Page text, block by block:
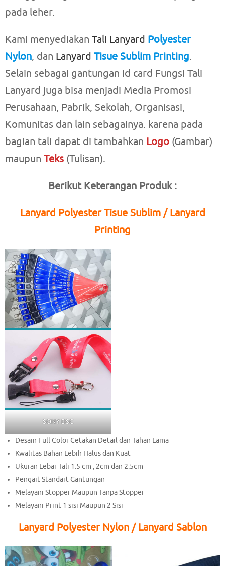
pada leher.
Kami menyediakan Tali Lanyard Polyester
Nylon, dan Lanyard Tisue Sublim Printing.
Selain sebagai gantungan id card Fungsi Tali
Lanyard juga bisa menjadi Media Promosi
Perusahaan, Pabrik, Sekolah, Organisasi,
Komunitas dan lain sebagainya. karena pada
bagian tali dapat di tambahkan Logo (Gambar)
maupun Teks (Tulisan).
Berikut Keterangan Produk :
Lanyard Polyester Tisue Sublim / Lanyard
Printing
SONY DSC
Desain Full Color Cetakan Detail dan Tahan Lama
Kwalitas Bahan Lebih Halus dan Kuat
Ukuran Lebar Tali 1.5 cm , 2cm dan 2.5cm
Pengait Standart Gantungan
Melayani Stopper Maupun Tanpa Stopper
Melayani Print 1 sisi Maupun 2 Sisi
Lanyard Polyester Nylon / Lanyard Sablon